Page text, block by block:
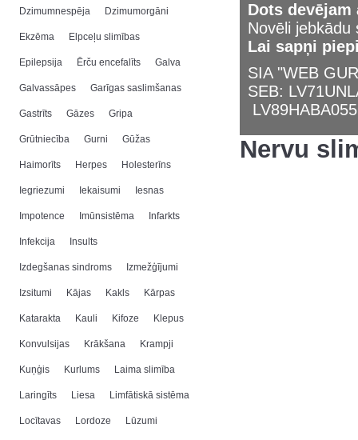
Dzimumnespēja Dzimumorgāni
Ekzēma Elpceļu slimības
Epilepsija Ērču encefalīts Galva
Galvassāpes Garīgas saslimšanas
Gastrīts Gāzes Gripa
Grūtniecība Gurni Gūžas
Haimorīts Herpes Holesterīns
Iegriezumi Iekaisumi Iesnas
Impotence Imūnsistēma Infarkts
Infekcija Insults
Izdegšanas sindroms Izmežģījumi
Izsitumi Kājas Kakls Kārpas
Katarakta Kauli Kifoze Klepus
Konvulsijas Krākšana Krampji
Kuņģis Kurlums Laima slimība
Laringīts Liesa Limfātiskā sistēma
Locītavas Lordoze Lūzumi
Dots
Novēli
Lai sapņi
SIA "WEB
SEB:
Nervu